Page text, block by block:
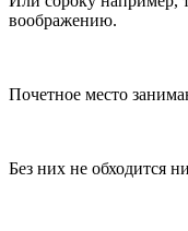
воображению.
Почетное место
Без них не обходится